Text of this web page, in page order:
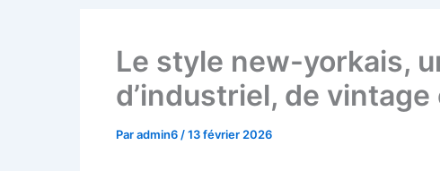
Le style new-yorkais,
d’industriel, de
Paradmin6 /13 février 2026